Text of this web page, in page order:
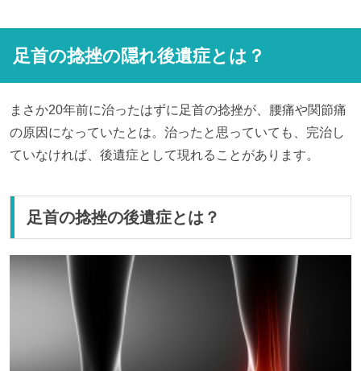
足首の捻挫の隠れ後遺症とは？
まさか20年前に治ったはずに足首の捻挫が、腰痛や関節痛
の原因になっていたとは。治ったと思っていても、完治し
ていなければ、後遺症として現れることがあります。
足首の捻挫の後遺症とは？